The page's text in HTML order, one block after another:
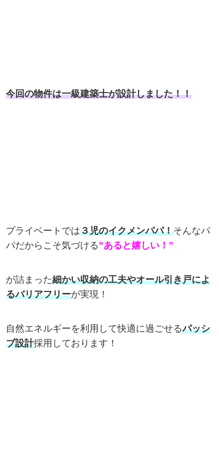
今回の物件は一級建築士が設計しました！！
プライベートでは３児のイクメンパパ！そんなパ
パだからこそ気づける”あると嬉しい！”
が詰まった細かい収納の工夫やオール引き戸によ
るバリアフリーが実現！
自然エネルギーを利用して快適に過ごせるパッシ
ブ設計採用しております！